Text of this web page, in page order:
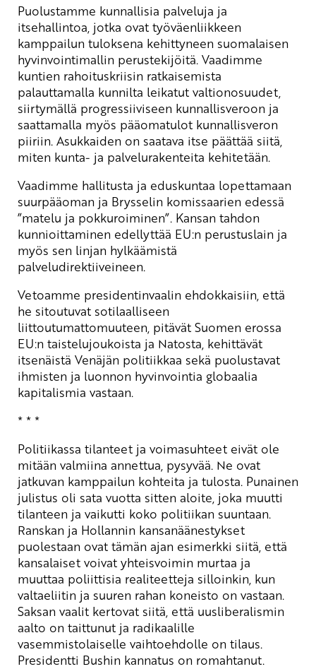
Puolustamme kunnallisia palveluja ja
itsehallintoa, jotka ovat työväenliikkeen
kamppailun tuloksena kehittyneen suomalaisen
hyvinvointimallin perustekijöitä. Vaadimme
kuntien rahoituskriisin ratkaisemista
palauttamalla kunnilta leikatut valtionosuudet,
siirtymällä progressiiviseen kunnallisveroon ja
saattamalla myös pääomatulot kunnallisveron
piiriin. Asukkaiden on saatava itse päättää siitä,
miten kunta- ja palvelurakenteita kehitetään.
Vaadimme hallitusta ja eduskuntaa lopettamaan
suurpääoman ja Brysselin komissaarien edessä
”matelu ja pokkuroiminen”. Kansan tahdon
kunnioittaminen edellyttää EU:n perustuslain ja
myös sen linjan hylkäämistä
palveludirektiiveineen.
Vetoamme presidentinvaalin ehdokkaisiin, että
he sitoutuvat sotilaalliseen
liittoutumattomuuteen, pitävät Suomen erossa
EU:n taistelujoukoista ja Natosta, kehittävät
itsenäistä Venäjän politiikkaa sekä puolustavat
ihmisten ja luonnon hyvinvointia globaalia
kapitalismia vastaan.
* * *
Politiikassa tilanteet ja voimasuhteet eivät ole
mitään valmiina annettua, pysyvää. Ne ovat
jatkuvan kamppailun kohteita ja tulosta. Punainen
julistus oli sata vuotta sitten aloite, joka muutti
tilanteen ja vaikutti koko politiikan suuntaan.
Ranskan ja Hollannin kansanäänestykset
puolestaan ovat tämän ajan esimerkki siitä, että
kansalaiset voivat yhteisvoimin murtaa ja
muuttaa poliittisia realiteetteja silloinkin, kun
valtaeliitin ja suuren rahan koneisto on vastaan.
Saksan vaalit kertovat siitä, että uusliberalismin
aalto on taittunut ja radikaalille
vasemmistolaiselle vaihtoehdolle on tilaus.
Presidentti Bushin kannatus on romahtanut.